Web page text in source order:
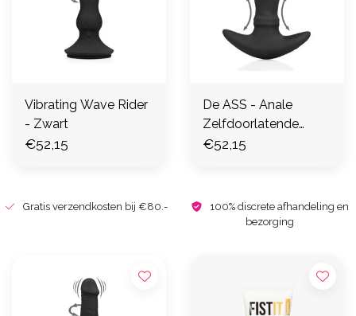
Vibrating Wave Rider
- Zwart
€52,15
De ASS - Anale
Zelfdoorlatende
Stretcher - Zwart
€52,15
Gratis verzendkosten bij €80.-
100% discrete afhandeling en
bezorging